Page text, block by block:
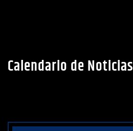
Calendario de Noticias